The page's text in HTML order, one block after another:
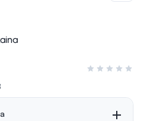
Įvertinimas 0